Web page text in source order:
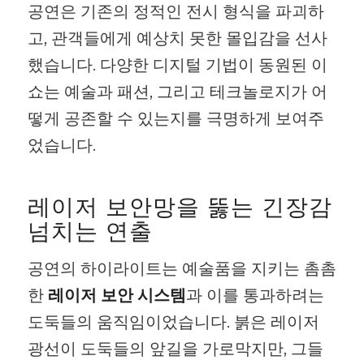
공연은 기존의 정적인 전시 형식을 파괴하
고, 관객들에게 예상치 못한 몰입감을 선사
했습니다. 다양한 디지털 기법이 동원된 이
쇼는 예술과 패션, 그리고 테크놀로지가 어
떻게 공존할 수 있는지를 극명하게 보여주
었습니다.
레이저 보안망을 뚫는 긴장감
넘치는 연출
공연의 하이라이트는 예술품을 지키는 촘촘
한 레이저 보안 시스템과 이를 통과하려는
도둑들의 움직임이었습니다. 붉은 레이저
광선이 도둑들의 앞길을 가로막지만, 그들